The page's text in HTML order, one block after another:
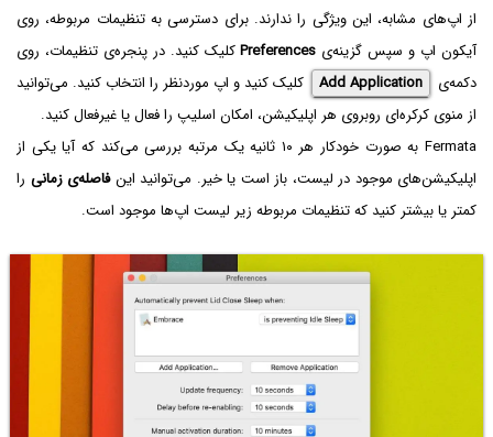
از اپ‌های مشابه، این ویژگی را ندارند. برای دسترسی به تنظیمات مربوطه، روی
آیکون اپ و سپس گزینه‌ی Preferencesکلیک کنید. در پنجره‌ی تنظیمات، روی
دکمه‌ی
Add Application
کلیک کنید و اپ موردنظر را انتخاب کنید. می‌توانید
از منوی کرکره‌ای روبروی هر اپلیکیشن، امکان اسلیپ را فعال یا غیرفعال کنید.
Fermata به صورت خودکار هر ۱۰ ثانیه یک مرتبه بررسی می‌کند که آیا یکی از
اپلیکیشن‌های موجود در لیست، باز است یا خیر. می‌توانید اینفاصله‌ی زمانی را
کمتر یا بیشتر کنید که تنظیمات مربوطه زیر لیست اپ‌ها موجود است.